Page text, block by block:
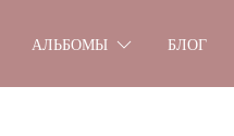
АЛЬБОМЫ БЛОГ